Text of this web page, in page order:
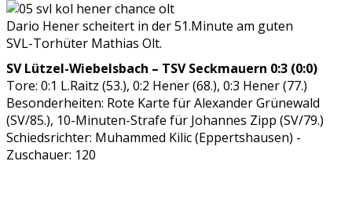
Dario Hener scheitert in der 51.Minute am guten
SVL-Torhüter Mathias Olt.
SV Lützel-Wiebelsbach – TSV Seckmauern 0:3 (0:0)
Tore: 0:1 L.Raitz (53.), 0:2 Hener (68.), 0:3 Hener (77.)
Besonderheiten: Rote Karte für Alexander Grünewald
(SV/85.), 10-Minuten-Strafe für Johannes Zipp (SV/79.)
Schiedsrichter: Muhammed Kilic (Eppertshausen) -
Zuschauer: 120